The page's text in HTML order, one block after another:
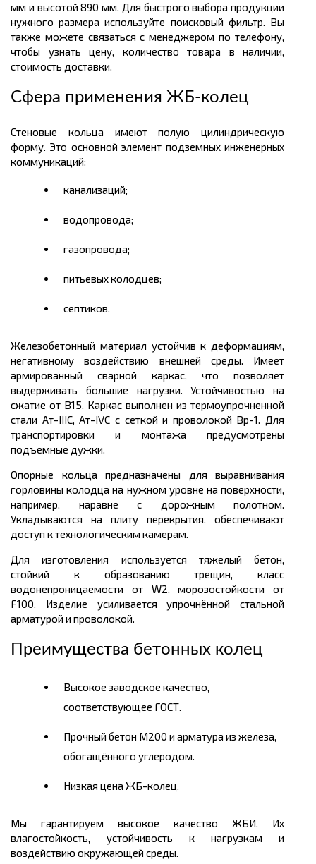
мм и высотой 890 мм. Для быстрого выбора продукции
нужного размера используйте поисковый фильтр. Вы
также можете связаться с менеджером по телефону,
чтобы узнать цену, количество товара в наличии,
стоимость доставки.
Сфера применения ЖБ-колец
Стеновые кольца имеют полую цилиндрическую
форму. Это основной элемент подземных инженерных
коммуникаций:
канализаций;
водопровода;
газопровода;
питьевых колодцев;
септиков.
Железобетонный материал устойчив к деформациям,
негативному воздействию внешней среды. Имеет
армированный сварной каркас, что позволяет
выдерживать большие нагрузки. Устойчивостью на
сжатие от В15. Каркас выполнен из термоупрочненной
стали Ат-IIIС, Ат-IVС с сеткой и проволокой Вр-1. Для
транспортировки и монтажа предусмотрены
подъемные дужки.
Опорные кольца предназначены для выравнивания
горловины колодца на нужном уровне на поверхности,
например, наравне с дорожным полотном.
Укладываются на плиту перекрытия, обеспечивают
доступ к технологическим камерам.
Для изготовления используется тяжелый бетон,
стойкий к образованию трещин, класс
водонепроницаемости от W2, морозостойкости от
F100. Изделие усиливается упрочнённой стальной
арматурой и проволокой.
Преимущества бетонных колец
Высокое заводское качество,
соответствующее ГОСТ.
Прочный бетон М200 и арматура из железа,
обогащённого углеродом.
Низкая цена ЖБ-колец.
Мы гарантируем высокое качество ЖБИ. Их
влагостойкость, устойчивость к нагрузкам и
воздействию окружающей среды.